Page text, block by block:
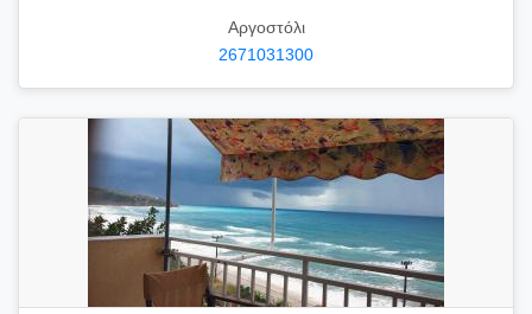
Αργοστόλι
2671031300